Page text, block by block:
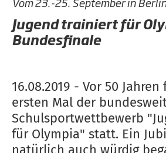
Jugend trainiert für
Bundesfinale
16.08.2019 - Vor 50
ersten Mal der
Schulsportwettbewerb
für Olympia" statt. Ein
natürlich auch würdig